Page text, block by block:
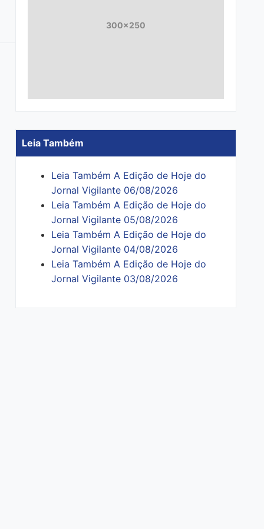
300x250
Leia Também
Leia Também A Edição de Hoje do
Jornal Vigilante 06/08/2026
Leia Também A Edição de Hoje do
Jornal Vigilante 05/08/2026
Leia Também A Edição de Hoje do
Jornal Vigilante 04/08/2026
Leia Também A Edição de Hoje do
Jornal Vigilante 03/08/2026